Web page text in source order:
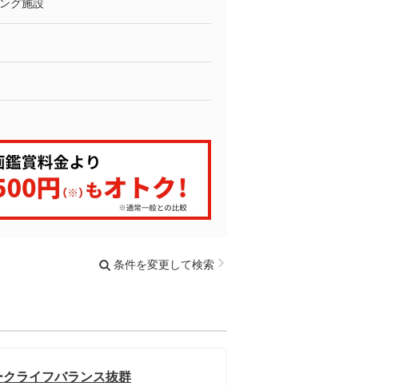
グ施設
条件を変更して検索
ライフバランス抜群